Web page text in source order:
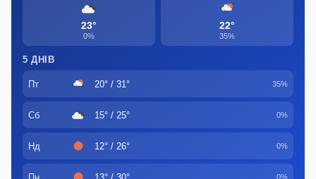
23°
0%
22°
35%
5 ДНІВ
Пт 20° / 31° 35%
Сб 15° / 25° 0%
Нд 12° / 26° 0%
0%